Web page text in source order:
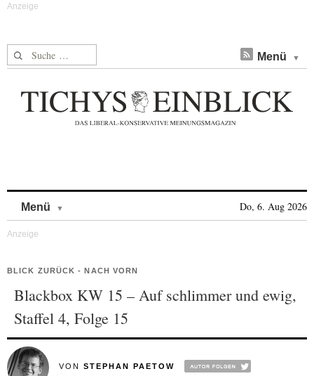
Suche nach: Menü
Menü Do, 6. Aug 2026
BLICK ZURÜCK - NACH VORN
Blackbox KW 15 – Auf schlimmer und ewig,
Staffel 4, Folge 15
VON STEPHAN PAETOW